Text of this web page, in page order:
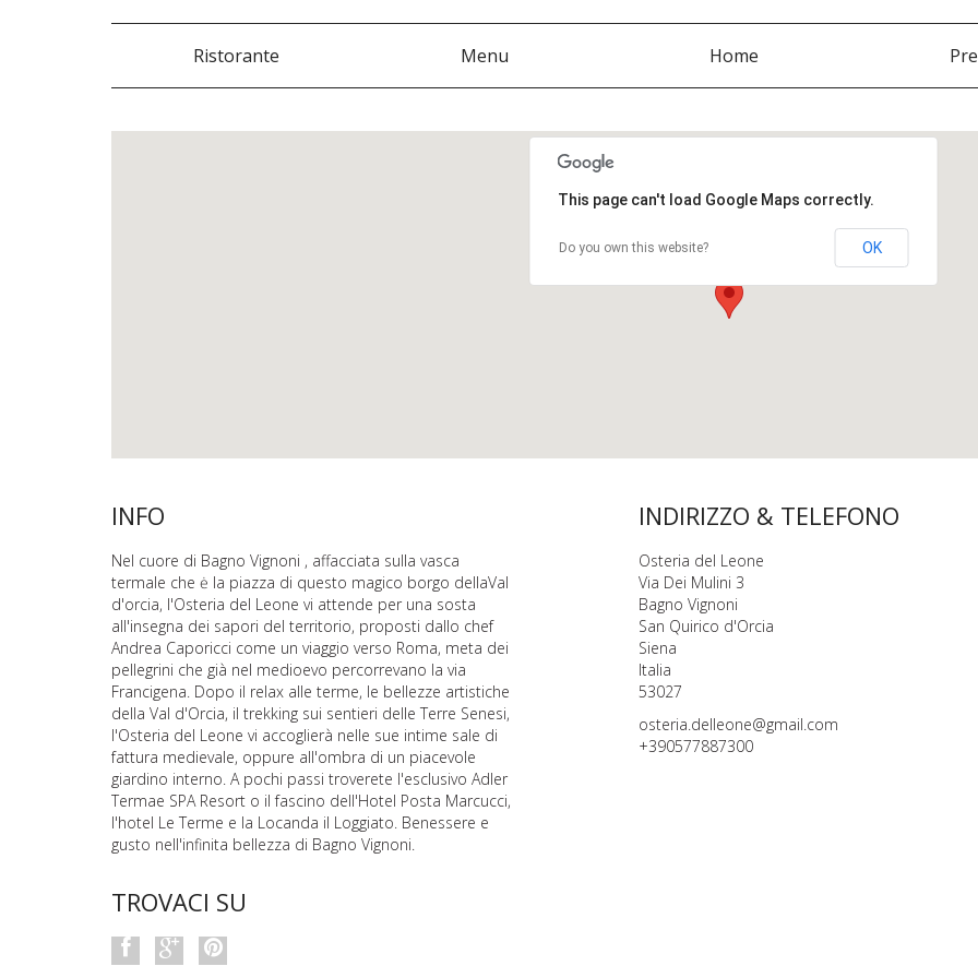
Ristorante Menu Home
This page can't load Google Maps correctly.
Do you own this website? OK
INFO
Nel cuore di Bagno Vignoni , affacciata sulla vasca
termale che ė la piazza di questo magico borgo dellaVal
d'orcia, l'Osteria del Leone vi attende per una sosta
all'insegna dei sapori del territorio, proposti dallo chef
Andrea Caporicci come un viaggio verso Roma, meta dei
pellegrini che già nel medioevo percorrevano la via
Francigena. Dopo il relax alle terme, le bellezze artistiche
della Val d'Orcia, il trekking sui sentieri delle Terre Senesi,
l'Osteria del Leone vi accoglierà nelle sue intime sale di
fattura medievale, oppure all'ombra di un piacevole
giardino interno. A pochi passi troverete l'esclusivo Adler
Termae SPA Resort o il fascino dell'Hotel Posta Marcucci,
l'hotel Le Terme e la Locanda il Loggiato. Benessere e
gusto nell'infinita bellezza di Bagno Vignoni.
TROVACI SU
INDIRIZZO & TELEFONO
Osteria del Leone
Via Dei Mulini 3
Bagno Vignoni
San Quirico d'Orcia
Siena
Italia
53027
osteria.delleone@gmail.com
+390577887300